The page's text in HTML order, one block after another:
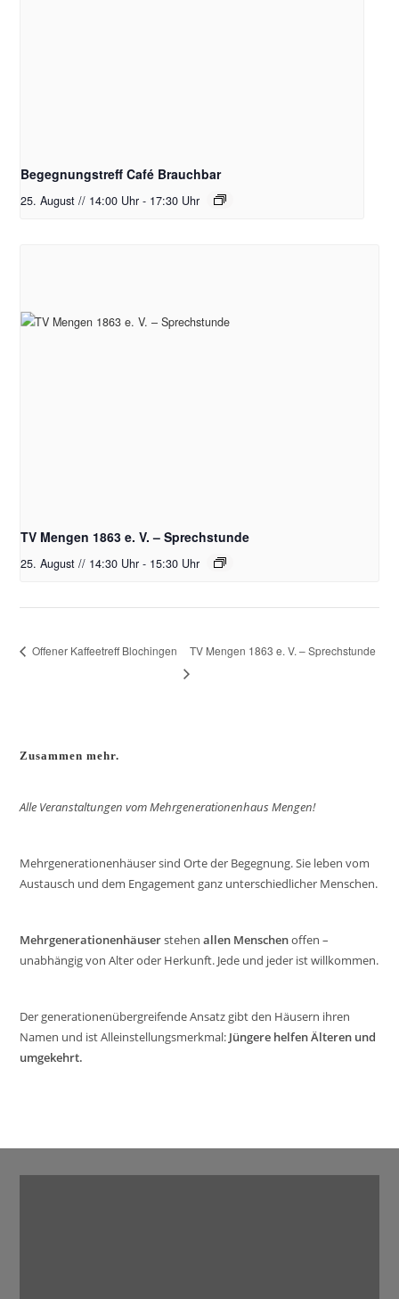
Begegnungstreff Café Brauchbar
25. August // 14:00 Uhr - 17:30 Uhr
TV Mengen 1863 e. V. – Sprechstunde
25. August // 14:30 Uhr - 15:30 Uhr
Offener Kaffeetreff Blochingen TV Mengen 1863 e. V. – Sprechstunde
Zusammen mehr.
Alle Veranstaltungen vom Mehrgenerationenhaus Mengen!
Mehrgenerationenhäuser sind Orte der Begegnung. Sie leben vom
Austausch und dem Engagement ganz unterschiedlicher Menschen.
Mehrgenerationenhäuserstehenallen Menschenoffen –
unabhängig von Alter oder Herkunft. Jede und jeder ist willkommen.
Der generationenübergreifende Ansatz gibt den Häusern ihren
Namen und ist Alleinstellungsmerkmal: Jüngere helfen Älteren und
umgekehrt.